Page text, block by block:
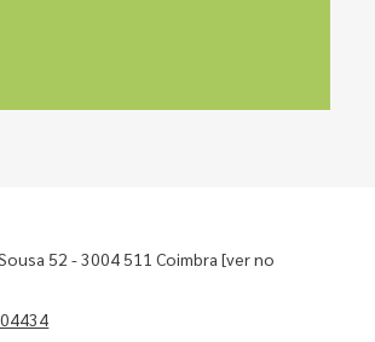
52 - 3004 511 Coimbra[ver no